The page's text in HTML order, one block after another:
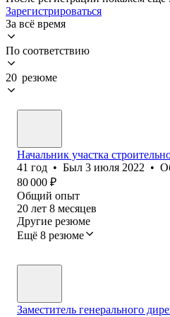
Зарегистрироваться
За всё время
По соответствию
20 резюме
Начальник участка
41 год • Был 3 июля 2022 •
80 000 ₽
Общий опыт
20 лет 8 месяцев
Другие резюме
Ещё 8 резюме
Заместитель генерального